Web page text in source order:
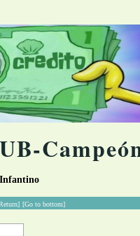
[Go to bottom]